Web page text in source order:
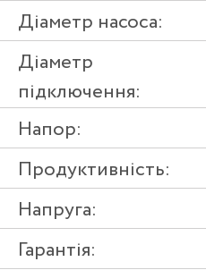
Діаметр насоса:
Діаметр
підключення:
Напор:
Продуктивність:
Напруга:
Гарантія: